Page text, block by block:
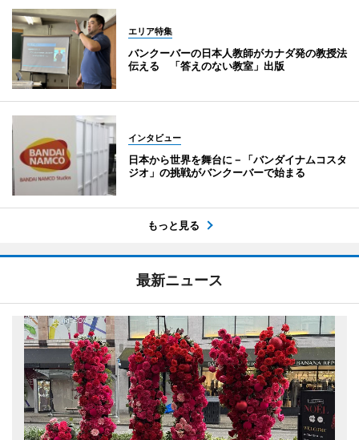
エリア特集
バンクーバーの日本人教師がカナダ発の教授法
伝える 「答えのない教室」出版
インタビュー
日本から世界を舞台に－「バンダイナムコスタ
ジオ」の挑戦がバンクーバーで始まる
もっと見る
最新ニュース